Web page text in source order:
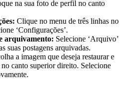
na sua foto de perfil no canto
Clique no menu de três linhas no
‘Configurações’.
arquivamento: Selecione ‘Arquivo’
suas‍ postagens arquivadas.
a imagem⁤ que deseja restaurar e
canto superior direito. Selecione